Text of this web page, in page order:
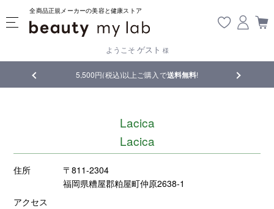
全商品正規メーカーの美容と健康ストア
ようこそ ゲスト 様
5,500円(税込)以上ご購入で送料無料! 【重要】
Lacica
Lacica
住所
〒811-2304
福岡県糟屋郡粕屋町仲原2638-1
アクセス